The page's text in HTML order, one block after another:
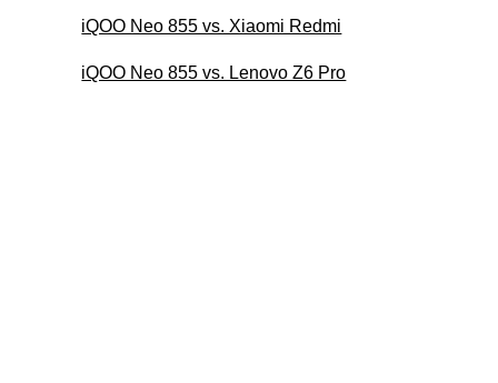
iQOO Neo 855 vs. Xiaomi Redmi
iQOO Neo 855 vs. Lenovo Z6 Pro